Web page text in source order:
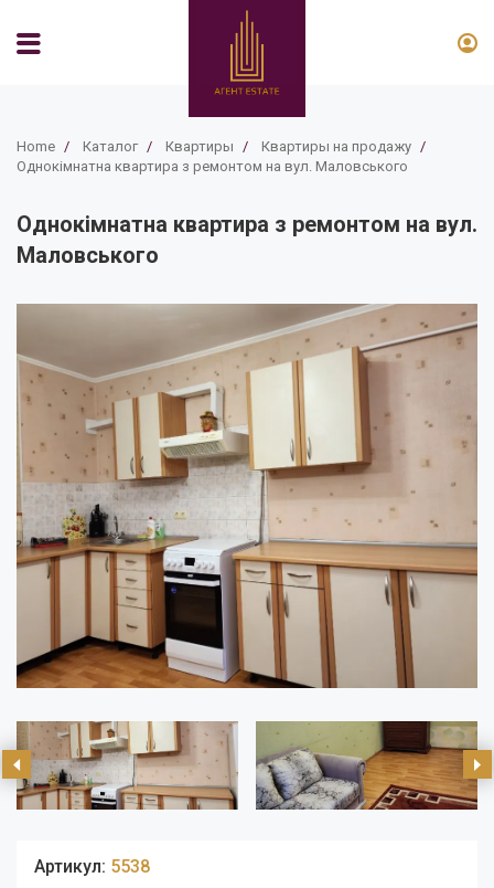
Home / Каталог / Квартиры / Квартиры на продажу /
Однокімнатна квартира з ремонтом на вул. Маловського
Однокімнатна квартира з ремонтом на вул.
Маловського
Артикул: 5538